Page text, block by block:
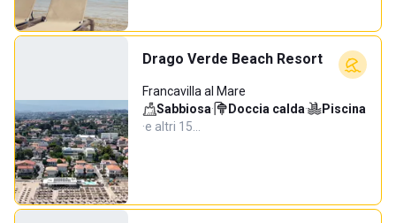
Drago Verde Beach Resort
Francavilla al Mare
Sabbiosa· Doccia calda·
Piscina
·e altri 15…